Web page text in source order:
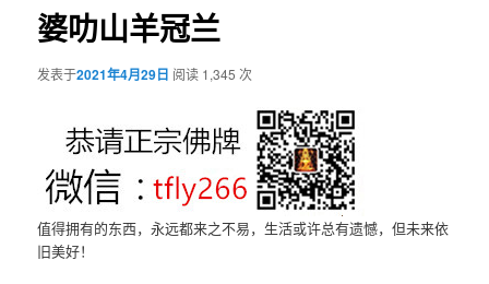
婆叻山羊冠兰
发表于2021年4月29日 阅读 1,345 次
值得拥有的东西，永远都来之不易，生活或许总有遗憾，但未来依
旧美好！